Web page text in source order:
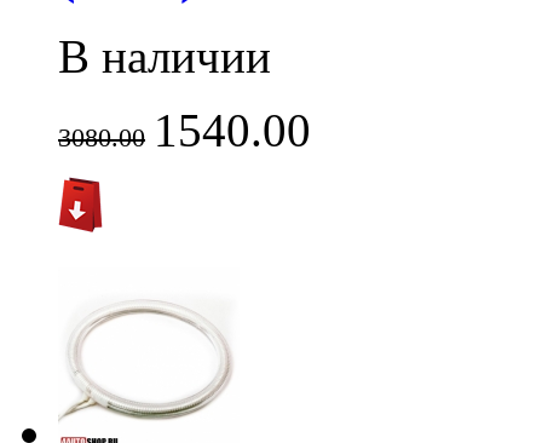
В наличии
3080.00 1540.00